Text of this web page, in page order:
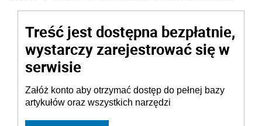
Treść jest dostępna bezpłatnie,
wystarczy zarejestrować się w
serwisie
Załóż konto aby otrzymać dostęp do pełnej bazy
artykułów oraz wszystkich narzędzi